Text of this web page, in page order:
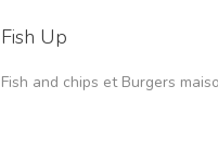
Fish Up
Fish and chips et Burgers